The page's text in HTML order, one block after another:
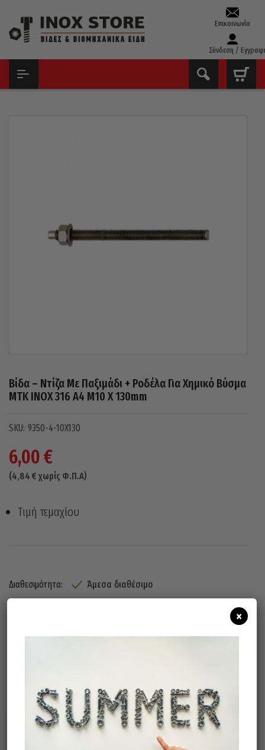
Επικοινωνία
Σύνδεση /
Βίδα – Ντίζα Με Παξιμάδι + Ροδέλα Για Χημικό Βύσμα
MTK INOX 316 A4 M10 X 130mm
9350-4-10X130
6,00€
(4,84 € χωρίς Φ.Π.Α)
Τιμή τεμαχίου
Διαθεσιμότητα: Άμεσα διαθέσιμο
Μπορεί επίσης να σας αρέσει…
×